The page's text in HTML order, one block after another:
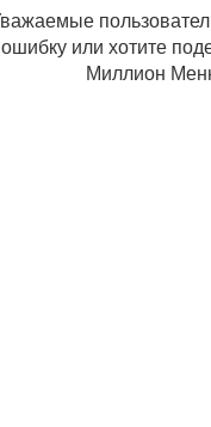
ошибку или хотите
Миллион